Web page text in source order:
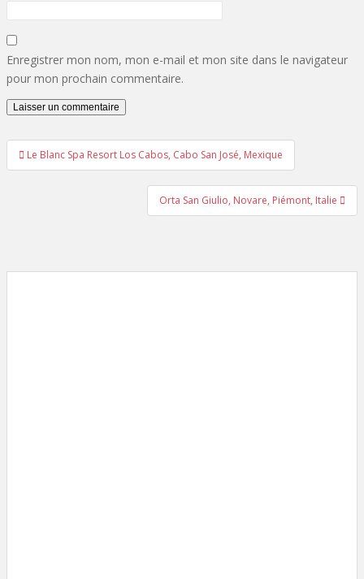
Enregistrer mon nom, mon e-mail et mon site dans le navigateur
pour mon prochain commentaire.
Navigation
Le Blanc Spa Resort Los Cabos, Cabo San José, Mexique
Orta San Giulio, Novare, Piémont, Italie